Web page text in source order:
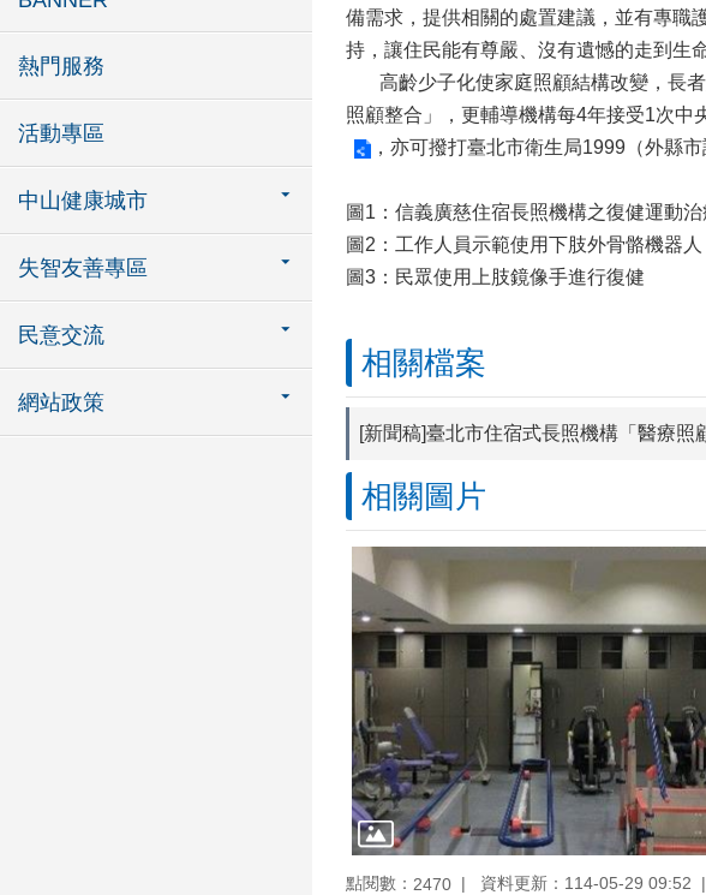
熱門服務
活動專區
中山健康城市
失智友善專區
民意交流
網站政策
備需求，提供相關的處置建議，並有專職
持，讓住民能有尊嚴、沒有遺憾的走到生
高齡少子化使家庭照顧結構改變，長者
照顧整合」，更輔導機構每4年接受1次
，亦可撥打臺北市衛生局1999（外縣
圖1：信義廣慈住宿長照機構之復健運動治
圖2：工作人員示範使用下肢外骨骼機器人
圖3：民眾使用上肢鏡像手進行復健
相關檔案
[新聞稿]臺北市住宿式長照機構「醫療
相關圖片
點閱數： 2470 資料更新：114-05-29 09:52